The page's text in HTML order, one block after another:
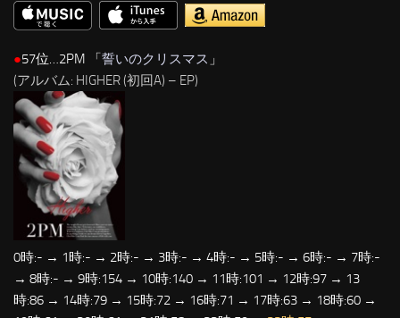
●57位…2PM 「誓いのクリスマス 」
(アルバム: HIGHER (初回A) – EP)
0時:- → 1時:- → 2時:- → 3時:- → 4時:- → 5時:- → 6時:- → 7時:-
→ 8時:- → 9時:154 → 10時:140 → 11時:101 → 12時:97 → 13
時:86 → 14時:79 → 15時:72 → 16時:71 → 17時:63 → 18時:60 →